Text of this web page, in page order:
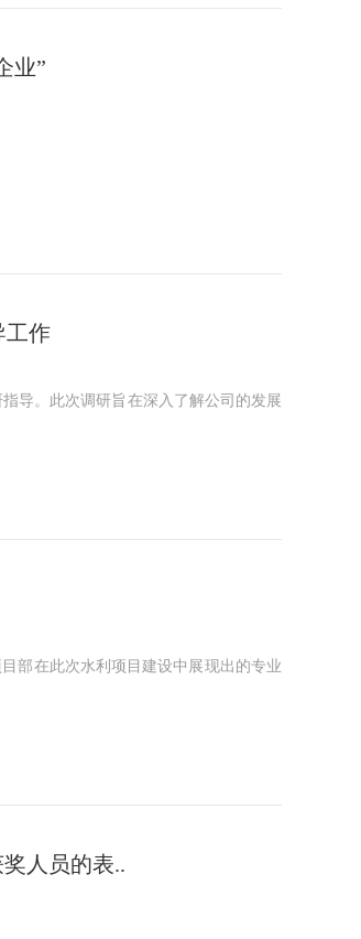
业”
工作
导。此次调研旨在深入了解公司的发展
部在此次水利项目建设中展现出的专业
人员的表..